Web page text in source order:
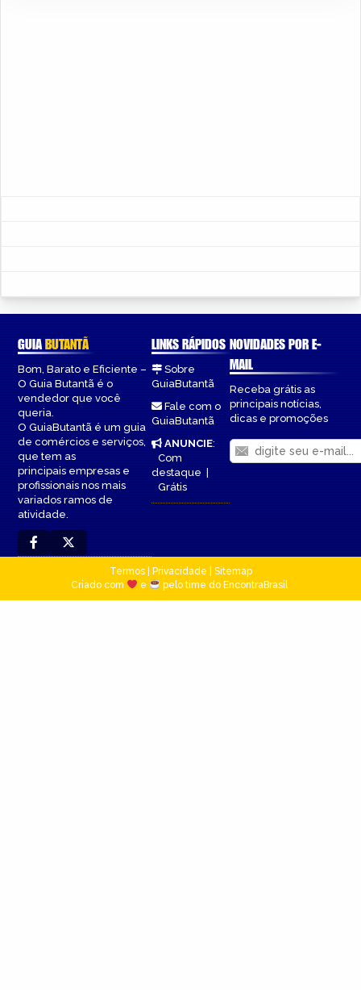
GUIABUTANTÃ
Bom, Barato e Eficiente –
O Guia Butantã é o
vendedor que você
queria.
O GuiaButantã é um guia
de comércios e serviços,
que tem as
principais empresas e
profissionais nos mais
variados ramos de
atividade.
LINKS RÁPIDOS
Sobre
GuiaButantã
Fale com o
GuiaButantã
ANUNCIE:
Com
destaque|
Grátis
NOVIDADES POR E-
MAIL
Receba grátis as
principais notícias,
dicas e promoções
Termos| Privacidade
Sitemap
Criado com
e pelo time do EncontraBrasil